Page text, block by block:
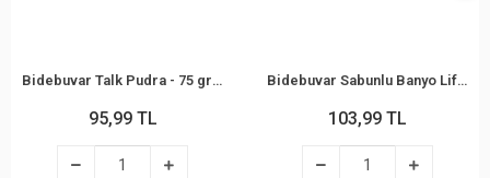
Bidebuvar Talk Pudra - 75 gr - Bebek ve Çocuklar İçin
95,99 TL
Bidebuvar Sabunlu Banyo Lifi - Okyanus Kokulu
103,99 TL